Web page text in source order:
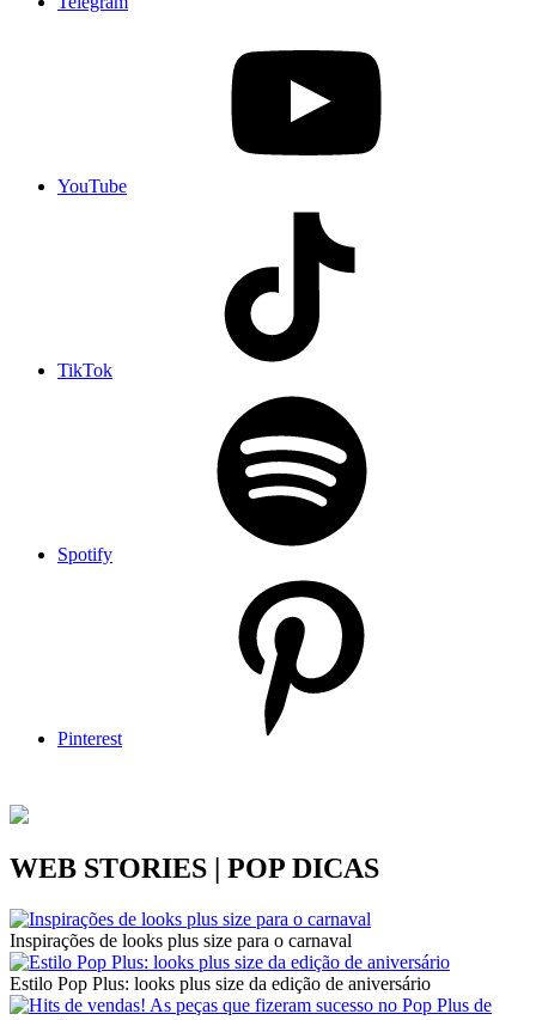
YouTube
TikTok
Spotify
Pinterest
WEB STORIES | POP DICAS
Inspirações de looks plus size para o carnaval
Estilo Pop Plus: looks plus size da edição de aniversário